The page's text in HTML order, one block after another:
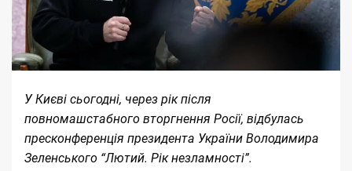
У Києві сьогодні, через рік після
повномашстабного вторгнення Росії, відбулась
пресконференція президента України Володимира
Зеленського “Лютий. Рік незламності”.